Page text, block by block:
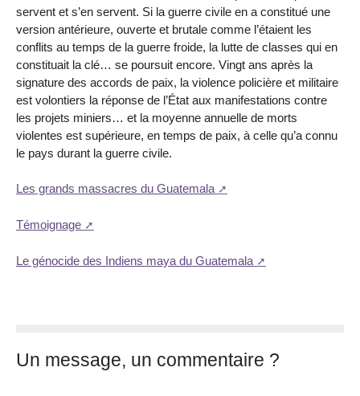
servent et s’en servent. Si la guerre civile en a constitué une
version antérieure, ouverte et brutale comme l’étaient les
conflits au temps de la guerre froide, la lutte de classes qui en
constituait la clé… se poursuit encore. Vingt ans après la
signature des accords de paix, la violence policière et militaire
est volontiers la réponse de l’État aux manifestations contre
les projets miniers… et la moyenne annuelle de morts
violentes est supérieure, en temps de paix, à celle qu’a connu
le pays durant la guerre civile.
Les grands massacres du Guatemala
Témoignage
Le génocide des Indiens maya du Guatemala
Un message, un commentaire ?